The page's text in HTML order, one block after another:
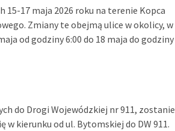
15-17 maja 2026 roku na terenie Kopca
Zmiany te obejmą ulice w okolicy, w
od godziny 6:00 do 18 maja do godziny
do Drogi Wojewódzkiej nr 911, zostanie
w kierunku od ul. Bytomskiej do DW 911.